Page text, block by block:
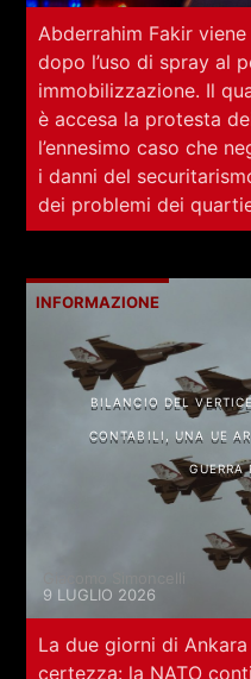
Abderrahim Fakir
dopo l’uso di spray al
immobilizzazione. Il
è accesa la protesta
l’ennesimo caso che
i danni del
dei problemi dei
INFORMAZIONE
BILANCIO DEL
CONTABILI, UNA UE
GUERRA
9 LUGLIO 2026
La due giorni di
certezza: la NATO